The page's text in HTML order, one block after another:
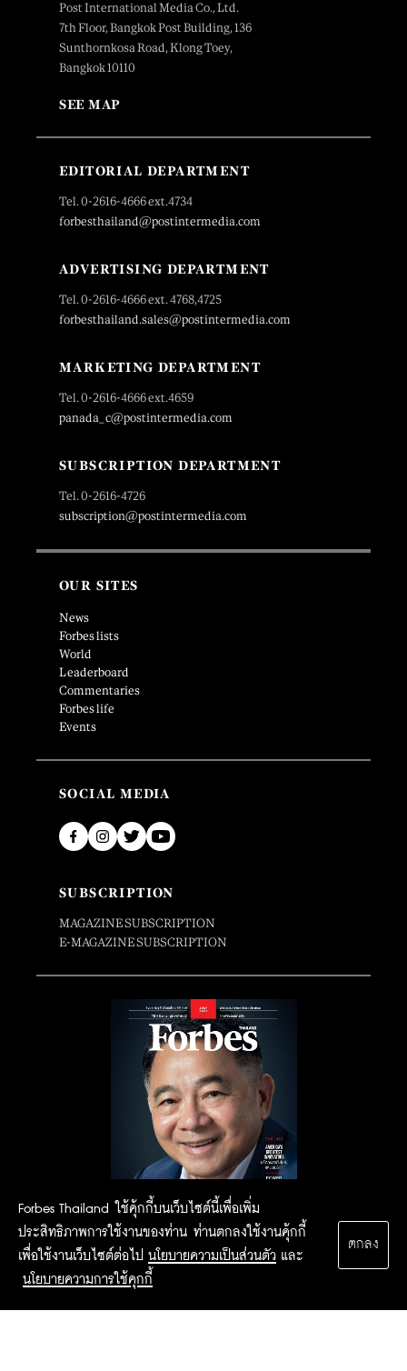
Forbes Thailand ใช้คุ้กกี้บนเว็บไซต์นี้เพื่อเพิ่ม
ประสิทธิภาพการใช้งานของท่าน ท่านตกลงใช้งานคุ้กกี้
เพื่อใช้งานเว็บไซต์ต่อไป นโยบายความเป็นส่วนตัว และ
นโยบายความการใช้คุกกี้
ตกลง
Post International Media Co., Ltd.
7th Floor, Bangkok Post Building, 136
Sunthornkosa Road, Klong Toey,
Bangkok 10110
SEE MAP
EDITORIAL DEPARTMENT
Tel. 0-2616-4666 ext.4734
forbesthailand@postintermedia.com
ADVERTISING DEPARTMENT
Tel. 0-2616-4666 ext. 4768,4725
forbesthailand.sales@postintermedia.com
MARKETING DEPARTMENT
Tel. 0-2616-4666 ext.4659
panada_c@postintermedia.com
SUBSCRIPTION DEPARTMENT
Tel. 0-2616-4726
subscription@postintermedia.com
OUR SITES
News
Forbes lists
World
Leaderboard
Commentaries
Forbes life
Events
SOCIAL MEDIA
SUBSCRIPTION
MAGAZINE SUBSCRIPTION
E-MAGAZINE SUBSCRIPTION
2015 Forbesthailand.com ALL RIGHTS RESERVED